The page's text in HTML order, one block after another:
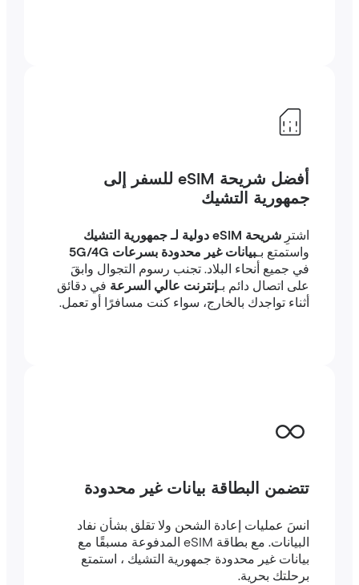
أفضل شريحة eSIM للسفر إلى
جمهورية التشيك
شريحة eSIM دولية لـ جمهورية التشيك
واستمتع بـبيانات غير محدودة بسرعات 5G/4G
في جميع أنحاء البلاد. تجنب رسوم التجوال وابقَ
على اتصال دائم بـ إنترنت عالي السرعةفي دقائق
أثناء تواجدك بالخارج، سواء كنت مسافرًا أو تعمل.
تتضمن البطاقة بيانات غير محدودة
انسَ عمليات إعادة الشحن ولا تقلق بشأن نفاد
البيانات. مع بطاقة eSIM المدفوعة مسبقًا مع
بيانات غير محدودة جمهورية التشيك ، استمتع
برحلتك بحرية.